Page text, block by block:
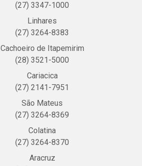
(27) 3347-1000
Linhares
(27) 3264-8383
Cachoeiro de Itapemirim
(28) 3521-5000
Cariacica
(27) 2141-7951
São Mateus
(27) 3264-8369
Colatina
(27) 3264-8370
Aracruz